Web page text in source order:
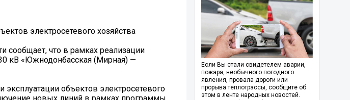
электросетевого хозяйства
что в рамках реализации
кВ «Южнодонбасская (Мирная) —
объектов электросетевого
Если Вы стали свидетелем аварии,
пожара, необычного погодного
явления, провала дороги или
прорыва теплотрассы, сообщите об
этом в ленте народных новостей.